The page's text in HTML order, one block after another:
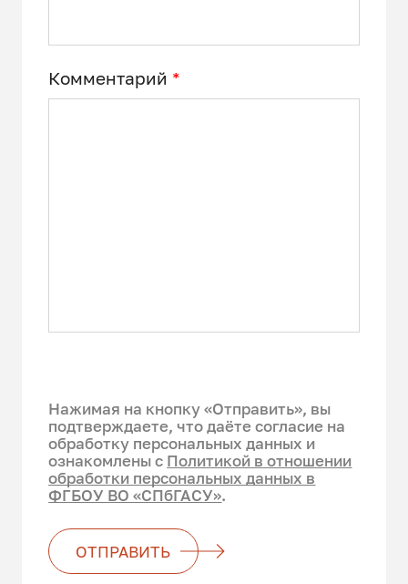
Комментарий *
ОТПРАВИТЬ
Нажимая на кнопку «Отправить», вы
подтверждаете, что даёте согласие на
обработку персональных данных и
ознакомлены с Политикой в отношении
обработки персональных данных в
ФГБОУ ВО «СПбГАСУ».